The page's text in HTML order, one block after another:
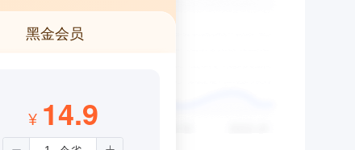
黑金会员
¥ 14.9